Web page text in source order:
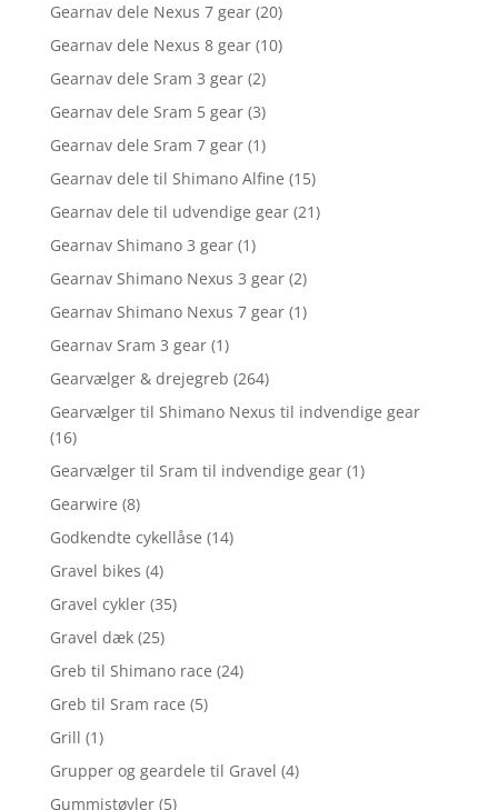
Gearnav dele Nexus 7 gear (20)
Gearnav dele Nexus 8 gear (10)
Gearnav dele Sram 3 gear (2)
Gearnav dele Sram 5 gear (3)
Gearnav dele Sram 7 gear (1)
Gearnav dele til Shimano Alfine (15)
Gearnav dele til udvendige gear (21)
Gearnav Shimano 3 gear (1)
Gearnav Shimano Nexus 3 gear (2)
Gearnav Shimano Nexus 7 gear (1)
Gearnav Sram 3 gear (1)
Gearvælger & drejegreb (264)
Gearvælger til Shimano Nexus til indvendige gear
(16)
Gearvælger til Sram til indvendige gear (1)
Gearwire (8)
Godkendte cykellåse (14)
Gravel bikes (4)
Gravel cykler (35)
Gravel dæk (25)
Greb til Shimano race (24)
Greb til Sram race (5)
Grill (1)
Grupper og geardele til Gravel (4)
Gummistøvler (5)